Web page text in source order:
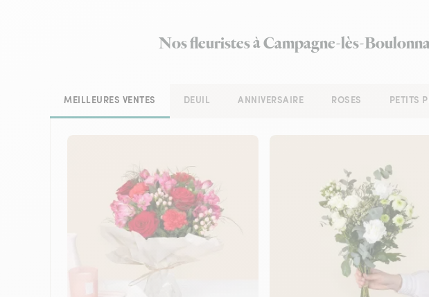
Nos fleuristes à Campagne-lès-
MEILLEURES VENTES DEUIL ANNIVERSAIRE ROSES PETITS